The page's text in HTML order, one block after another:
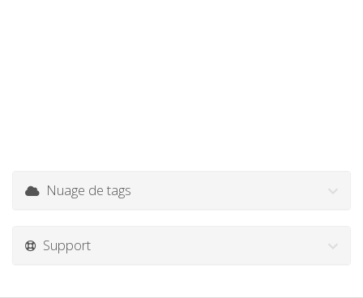
Nuage de tags
Support